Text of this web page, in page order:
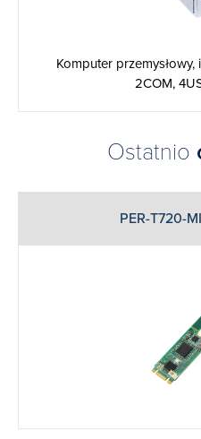
Komputer przemysłowy,
2COM,
Ostatnio
PER-T720-